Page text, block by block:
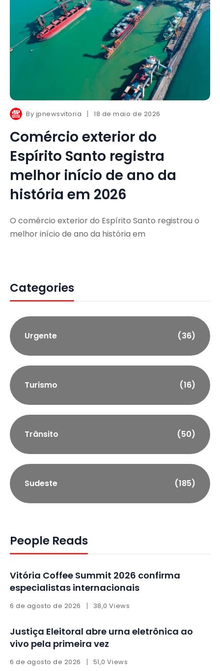
By jpnewsvitoria 18 de maio de 2026
Comércio exterior do
Espírito Santo registra
melhor início de ano da
história em 2026
O comércio exterior do Espírito Santo registrou o
melhor início de ano da história em
Categories
Urgente (36)
Turismo (16)
Trânsito (50)
Sudeste (185)
People Reads
Vitória Coffee Summit 2026 confirma
especialistas internacionais
6 de agosto de 2026 38,0 Views
Justiça Eleitoral abre urna eletrônica ao
vivo pela primeira vez
6 de agosto de 2026 51,0 Views